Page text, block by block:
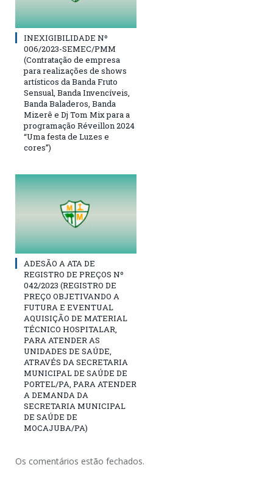
INEXIGIBILIDADE Nº
006/2023-SEMEC/PMM
(Contratação de empresa
para realizações de shows
artísticos da Banda Fruto
Sensual, Banda Invencíveis,
Banda Baladeros, Banda
Mizerê e Dj Tom Mix para a
programação Réveillon 2024
“Uma festa de Luzes e
cores”)
ADESÃO A ATA DE
REGISTRO DE PREÇOS Nº
042/2023 (REGISTRO DE
PREÇO OBJETIVANDO A
FUTURA E EVENTUAL
AQUISIÇÃO DE MATERIAL
TÉCNICO HOSPITALAR,
PARA ATENDER AS
UNIDADES DE SAÚDE,
ATRAVÉS DA SECRETARIA
MUNICIPAL DE SAÚDE DE
PORTEL/PA, PARA ATENDER
A DEMANDA DA
SECRETARIA MUNICIPAL
DE SAÚDE DE
MOCAJUBA/PA)
Os comentários estão fechados.